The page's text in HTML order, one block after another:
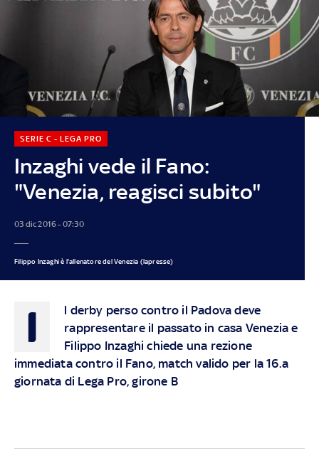
Inzaghi vede il Fano:
"Venezia, reagisci subito"
SERIE C - LEGA PRO
03 dic 2016 - 07:30
Filippo Inzaghi è l'allenatore del Venezia (lapresse)
I
l derby perso contro il Padova deve
rappresentare il passato in casa Venezia e
Filippo Inzaghi chiede una rezione
immediata contro il Fano, match valido per la 16.a
giornata di Lega Pro, girone B